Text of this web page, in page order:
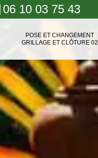
06 10 03 75 43
POSE ET CHANGEMENT
GRILLAGE ET CLÔTURE 02